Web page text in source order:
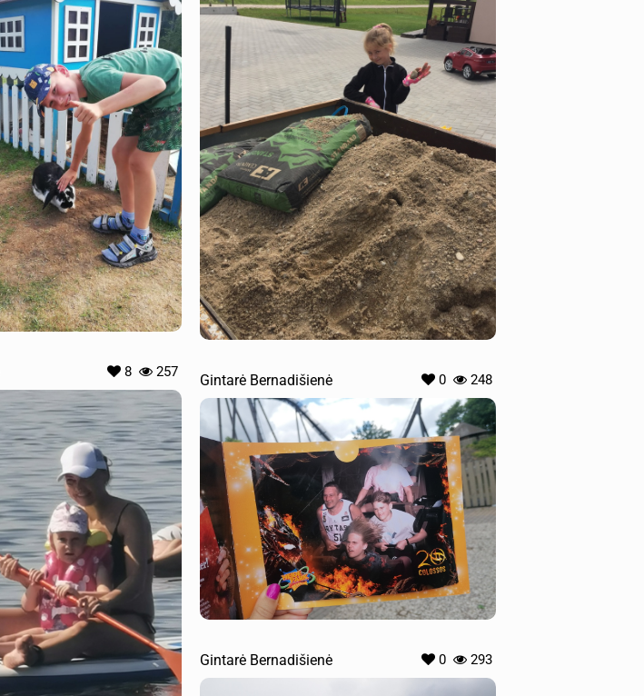
8 257 Gintarė Bernadišienė 0 248
Gintarė Bernadišienė 0 293